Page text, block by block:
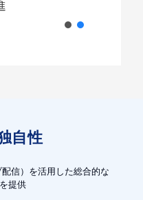
自性
信）を活用した総合的な
提供